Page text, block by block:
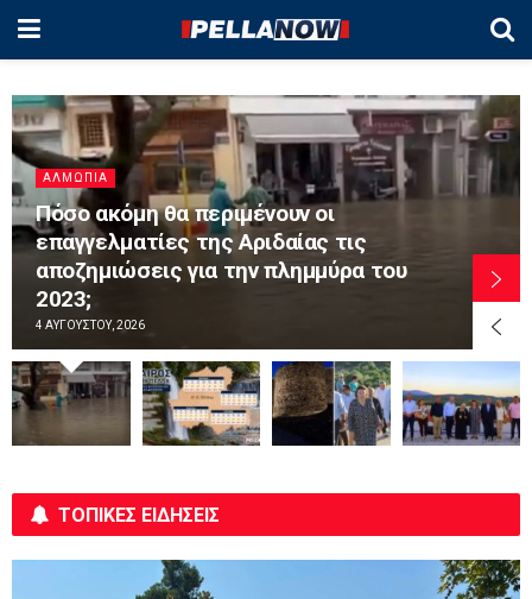
ΑΛΜΩΠΊΑ
«Βράζει» η Πέλλα: Έρχεται νέο κύμα
ζέστης – Πού ο υδράργυρος θα αγγίξει
τους 40°C
3 ΑΥΓΟΎΣΤΟΥ, 2026
ΤΟΠΙΚΕΣ ΕΙΔΗΣΕΙΣ